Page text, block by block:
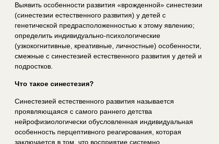
Выявить особенности развития «врожденной» синестезии
(синестезии естественного развития) у детей с
генетической предрасположенностью к этому явлению;
определить индивидуально-психологические
(узкокогнитивные, креативные, личностные) особенности,
смежные с синестезией естественного развития у детей и
подростков.
Что такое синестезия?
Синестезией естественного развития называется
проявляющаяся с самого раннего детства
нейрофизиологически обусловленная индивидуальная
особенность перцептивного реагирования, которая
заключается в том, что восприятие системно